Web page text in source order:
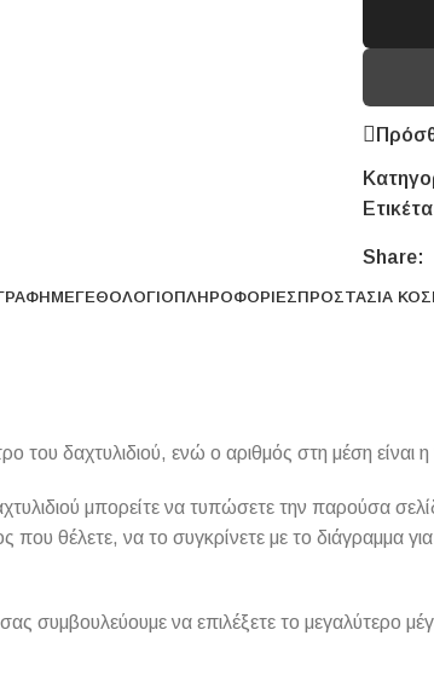
Share:
ΜΕΓΕΘΟΛΌΓΙΟΠΛΗΡΟΦΟΡΊΕΣΠΡΟΣΤΑΣΊΑ
του δαχτυλιδιού, ενώ ο αριθμός στη μέση είναι η
μπορείτε να τυπώσετε την παρούσα
θέλετε, να το συγκρίνετε με το διάγραμμα
συμβουλεύουμε να επιλέξετε το μεγαλύτερο